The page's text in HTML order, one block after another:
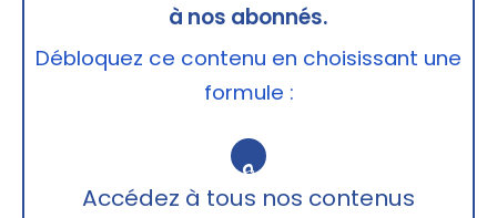
à nos abonnés.
Débloquez ce contenu en choisissant une
formule :
🔒
Accédez à tous nos contenus